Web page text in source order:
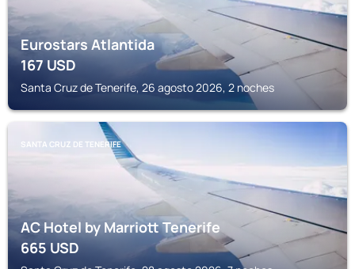
Eurostars Atlantida
167USD
Santa Cruz de Tenerife, 26 agosto 2026, 2 noches
SANTA CRUZ DE TENERIFE
AC Hotel by Marriott Tenerife
665USD